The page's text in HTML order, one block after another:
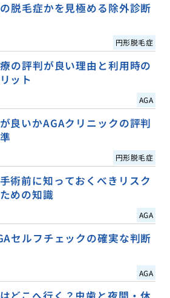
脱毛症かを見極める除外診断
円形脱毛症
の評判が良い理由と利用時の
ット
AGA
良いかAGAクリニックの評判
円形脱毛症
術前に知っておくべきリスク
めの知識
AGA
セルフチェックの確実な判断
AGA